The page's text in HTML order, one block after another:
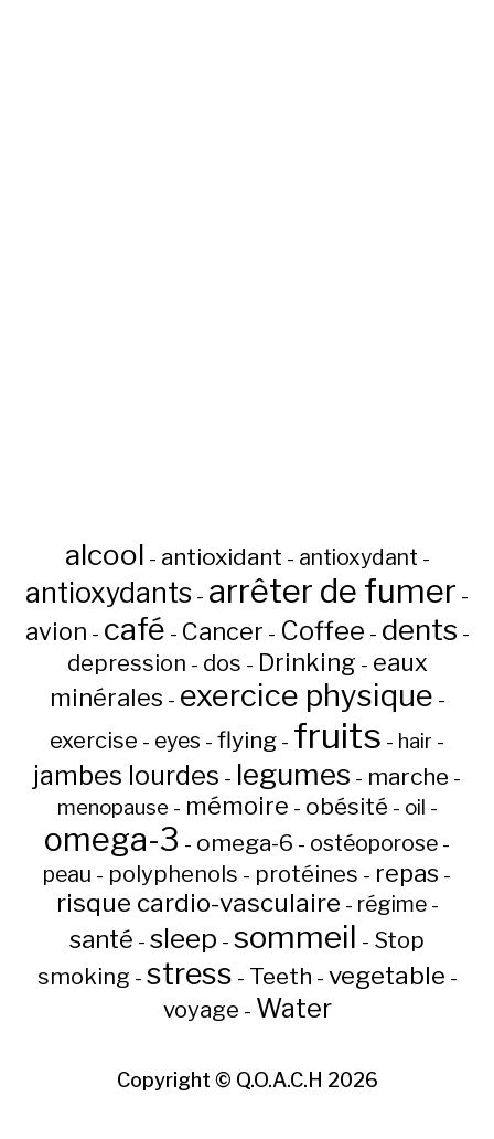
alcool - antioxidant - antioxydant -
antioxydants - arrêter de fumer -
avion - café - Cancer - Coffee - dents -
depression - dos - Drinking - eaux
minérales - exercice physique -
exercise - eyes - flying - fruits - hair -
jambes lourdes - legumes - marche -
menopause - mémoire - obésité - oil -
omega-3 - omega-6 - ostéoporose -
peau - polyphenols - protéines - repas -
risque cardio-vasculaire - régime-
santé - sleep - sommeil - Stop
smoking - stress - Teeth - vegetable -
voyage - Water
Copyright © Q.O.A.C.H 2026